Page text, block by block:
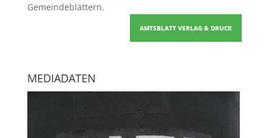
Gemeindeblättern.
AMTSBLATT VERLAG & DRUCK
MEDIADATEN